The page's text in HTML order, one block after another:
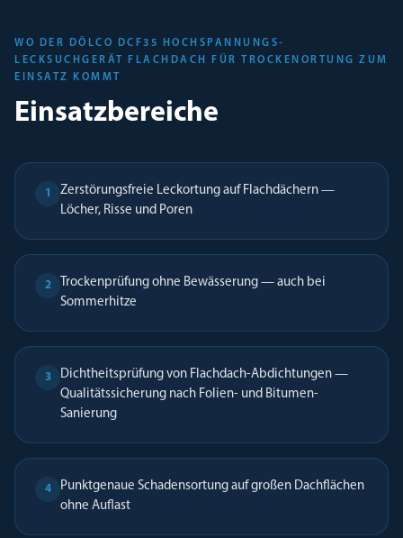
WO DER DÖLCO DCF35 HOCHSPANNUNGS-
LECKSUCHGERÄT FLACHDACH FÜR TROCKENORTUNG ZUM
EINSATZ KOMMT
Einsatzbereiche
1
Zerstörungsfreie Leckortung auf Flachdächern —
Löcher, Risse und Poren
2
Trockenprüfung ohne Bewässerung — auch bei
Sommerhitze
3
Dichtheitsprüfung von Flachdach-Abdichtungen —
Qualitätssicherung nach Folien- und Bitumen-
Sanierung
4
Punktgenaue Schadensortung auf großen Dachflächen
ohne Auflast